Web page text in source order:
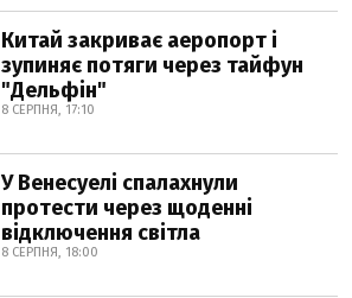
Китай закриває аеропорт і
зупиняє потяги через тайфун
"Дельфін"
8 СЕРПНЯ, 17:10
У Венесуелі спалахнули
протести через щоденні
відключення світла
8 СЕРПНЯ, 18:00